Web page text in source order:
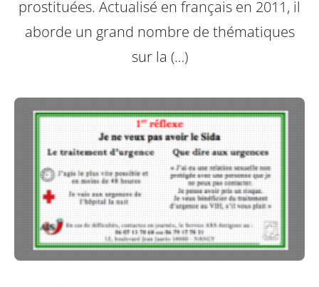
prostituées. Actualisé en français en 2011, il
aborde un grand nombre de thématiques
sur la (…)